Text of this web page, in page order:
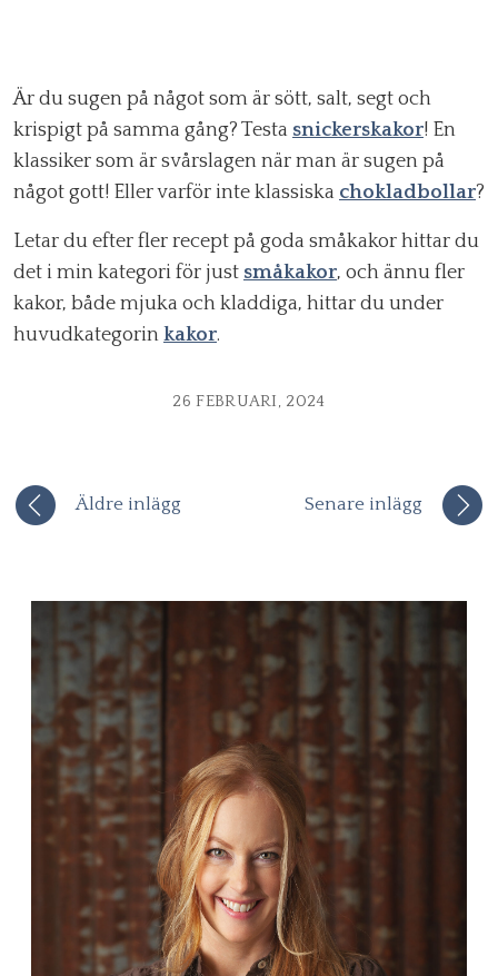
Är du sugen på något som är sött, salt, segt och
krispigt på samma gång? Testa snickerskakor! En
klassiker som är svårslagen när man är sugen på
något gott! Eller varför inte klassiska chokladbollar?
Letar du efter fler recept på goda småkakor hittar du
det i min kategori för just småkakor, och ännu fler
kakor, både mjuka och kladdiga, hittar du under
huvudkategorin kakor.
26 FEBRUARI, 2024
Äldre inlägg Senare inlägg